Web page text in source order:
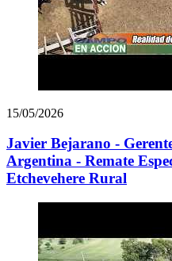
15/05/2026
Javier Bejarano -
Argentina - Remate
Etchevehere Rural